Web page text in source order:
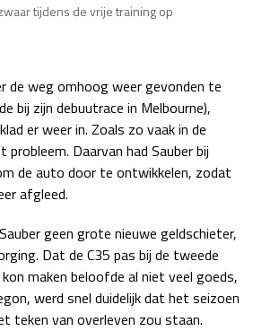
tijdens de vrije training op
de weg omhoog weer gevonden te
bij zijn debuutrace in Melbourne),
er weer in. Zoals zo vaak in de
Daarvan had Sauber bij
de auto door te ontwikkelen, zodat
afgleed.
geen grote nieuwe geldschieter,
Dat de C35 pas bij de tweede
maken beloofde al niet veel goeds,
werd snel duidelijk dat het seizoen
teken van overleven zou staan.